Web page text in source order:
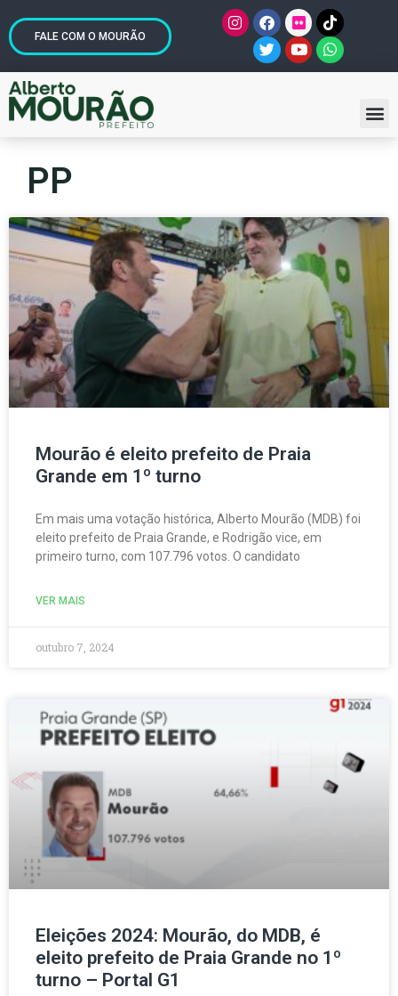
FALE COM O MOURÃO
PP
Mourão é eleito prefeito de Praia
Grande em 1º turno
Em mais uma votação histórica, Alberto Mourão (MDB) foi
eleito prefeito de Praia Grande, e Rodrigão vice, em
primeiro turno, com 107.796 votos. O candidato
VER MAIS
outubro 7, 2024
Eleições 2024: Mourão, do MDB, é
eleito prefeito de Praia Grande no 1º
turno – Portal G1